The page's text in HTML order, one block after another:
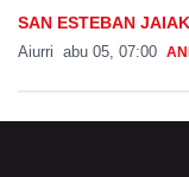
SAN ESTEBAN
Aiurri abu 05, 07:00